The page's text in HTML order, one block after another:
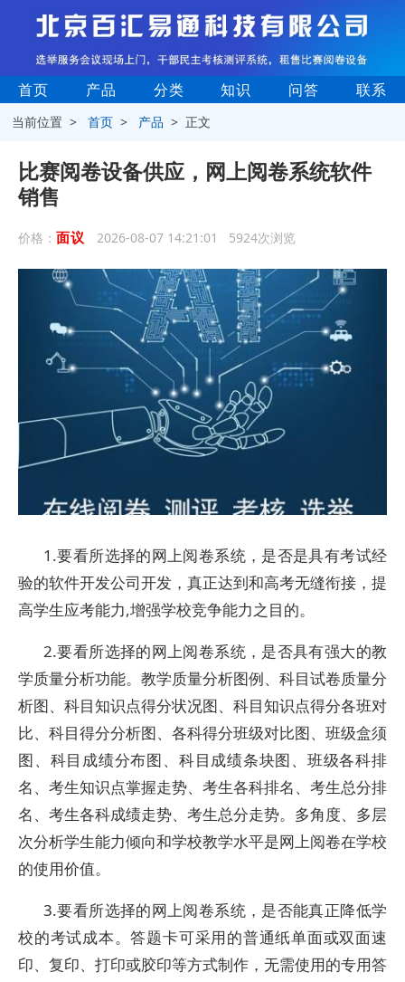
首页 产品 分类 知识 问答 联系
当前位置 >首页 > 产品 > 正文
比赛阅卷设备供应，网上阅卷系统软件
销售
价格： 面议 2026-08-07 14:21:01 5924次浏览
1.要看所选择的网上阅卷系统，是否是具有考试经
验的软件开发公司开发，真正达到和高考无缝衔接，提
高学生应考能力,增强学校竞争能力之目的。
2.要看所选择的网上阅卷系统，是否具有强大的教
学质量分析功能。教学质量分析图例、科目试卷质量分
析图、科目知识点得分状况图、科目知识点得分各班对
比、科目得分分析图、各科得分班级对比图、班级盒须
图、科目成绩分布图、科目成绩条块图、班级各科排
名、考生知识点掌握走势、考生各科排名、考生总分排
名、考生各科成绩走势、考生总分走势。多角度、多层
次分析学生能力倾向和学校教学水平是网上阅卷在学校
的使用价值。
3.要看所选择的网上阅卷系统，是否能真正降低学
校的考试成本。答题卡可采用的普通纸单面或双面速
印、复印、打印或胶印等方式制作，无需使用的专用答